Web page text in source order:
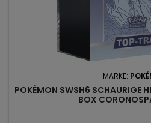
MARKE:
POKÉMON SWSH6 SCHAURIGE
BOX